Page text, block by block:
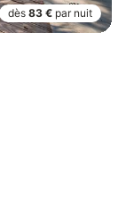
dès 83 € par nuit